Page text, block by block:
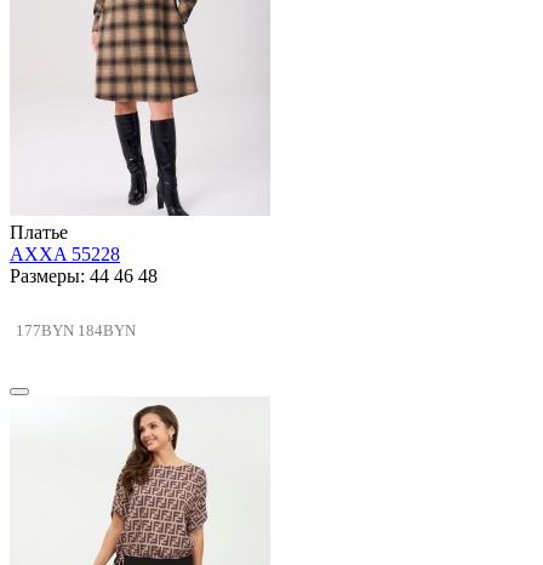
Платье
AXXA 55228
Размеры: 44 46 48
177BYN 184BYN